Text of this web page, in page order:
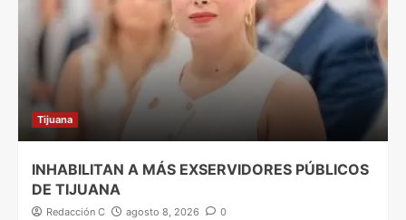
Tijuana
INHABILITAN A MÁS EXSERVIDORES PÚBLICOS
DE TIJUANA
Redacción C agosto 8, 2026 0